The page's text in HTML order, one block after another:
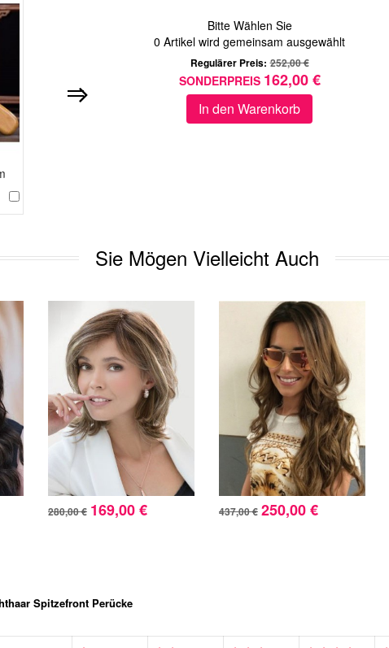
Bitte Wählen Sie
0 Artikel wird gemeinsam ausgewählt
Regulärer Preis: 252,00 €
SONDERPREIS 162,00 €
In den Warenkorb
Sie Mögen Vielleicht Auch
280,00 € 169,00 € 437,00 € 250,00 €
Spitzefront Perücke